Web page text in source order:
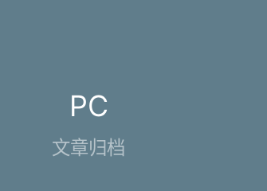
PC
文章归档